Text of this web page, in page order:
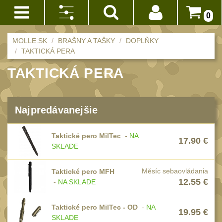
0
Prihlásenie
Registrácia
Doprava
Obchodné
podmienky
Vrátenie
do
14
dní
Akce!
BATOHY(228)
Méně než 10 L 14
10 - 20 L 32
20 - 30 L
Nad 30 L74
Batohy přes
rameno17
Turistické a
expediční 38
Výrobca:
MilTec
(3)
Nite
Ize
(1)
MFH
Zrušiť
vybrané
parametre
MOLLE.SK BRAŠNY A TAŠKY
DOPLŇKY
TAKTICKÁ PERA
TAKTICKÁ PERA
Najpredávanejšie
Taktické pero MilTec - NA
SKLADE
17.90 €
Taktické pero MFH
- NA SKLADE
Měsíc sebaovládania
12.55 €
Taktické pero MilTec - OD - NA
SKLADE
19.95 €